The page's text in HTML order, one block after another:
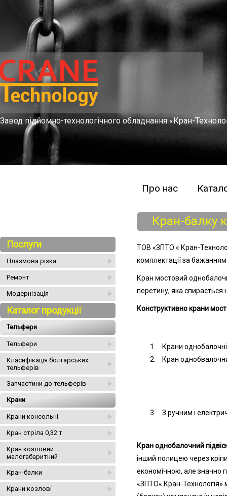
Завод підйомно-технологічного обладнання «Кран-
Про нас
Послуги
Плазмова різка
Ремонт
Модернізація
Каталог продукції
Тельфери
Тельфери
Класифікація болгарських
тельферів
Запчастини до тельферів
Крани
Крани консольні
Кран стріла 0,32 т
Кран козловий
малогабаритний
Кран-балки
Крани козлові
Кран-балку
ТОВ «ЗПТО « Кран-
комплектації за
Кран мостовий
перетину, яка спирається
Конструктивно крани
Крани однобалочні
Кран
З ручним і
Кран однобалочний
інший полицею через
економічною, але значно
«ЗПТО« Кран-Технологія»